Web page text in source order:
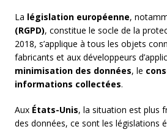
La législation européenne,
(RGPD), constitue le socle de la
2018, s’applique à tous les objets
fabricants et aux développeurs
minimisation des données, le
informations collectées.
Aux États-Unis, la situation est plus
des données, ce sont les législations